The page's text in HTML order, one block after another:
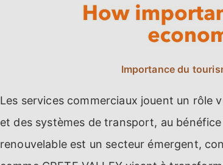
Importance du
Les services commerciaux jouent un rôle
et des systèmes de transport, au
renouvelable est un secteur émergent,